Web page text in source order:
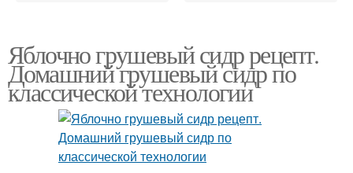
Яблочно грушевый сидр рецепт.
Домашний грушевый сидр по
классической технологии